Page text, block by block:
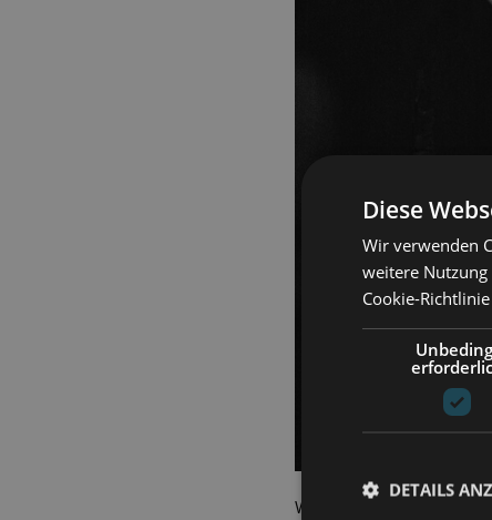
Während unserer
Diese
Wir verwenden
weitere
Cookie-
DETAILS